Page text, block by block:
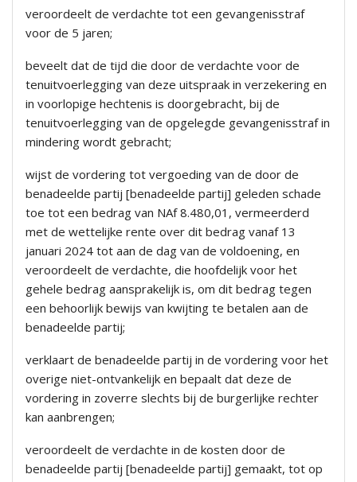
veroordeelt de verdachte tot een gevangenisstraf
voor de 5 jaren;
beveelt dat de tijd die door de verdachte voor de
tenuitvoerlegging van deze uitspraak in verzekering en
in voorlopige hechtenis is doorgebracht, bij de
tenuitvoerlegging van de opgelegde gevangenisstraf in
mindering wordt gebracht;
wijst de vordering tot vergoeding van de door de
benadeelde partij [benadeelde partij] geleden schade
toe tot een bedrag van NAf 8.480,01, vermeerderd
met de wettelijke rente over dit bedrag vanaf 13
januari 2024 tot aan de dag van de voldoening, en
veroordeelt de verdachte, die hoofdelijk voor het
gehele bedrag aansprakelijk is, om dit bedrag tegen
een behoorlijk bewijs van kwijting te betalen aan de
benadeelde partij;
verklaart de benadeelde partij in de vordering voor het
overige niet-ontvankelijk en bepaalt dat deze de
vordering in zoverre slechts bij de burgerlijke rechter
kan aanbrengen;
veroordeelt de verdachte in de kosten door de
benadeelde partij [benadeelde partij] gemaakt, tot op